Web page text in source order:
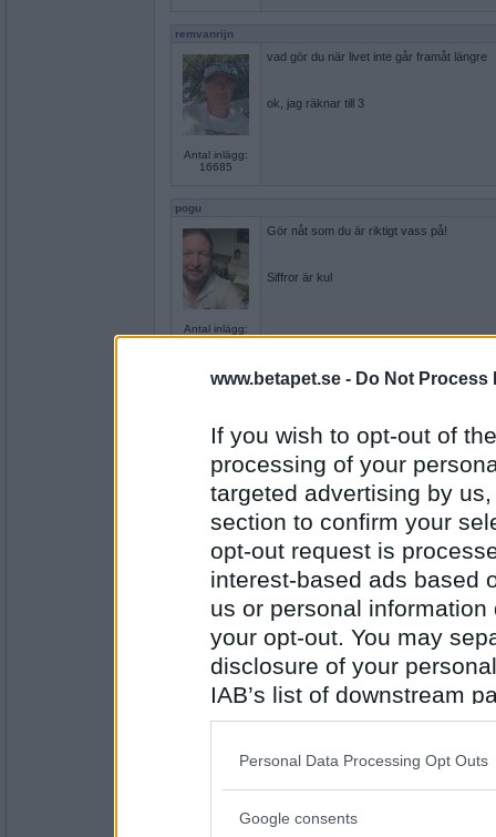
www.betapet.se - Do Not Process
If you wish to opt-out of
processing of your
targeted advertising by
section to confirm your
opt-out request is
interest-based ads based
us or personal
your opt-out. You may
disclosure of your
IAB’s list of downstream
also be disclosed by us
Downstream Participants
Please note that this
Personal Data Processing Opt Outs
Google consents
remvanrijn
Antal inlägg:
16685
vad gör du när livet inte går framåt längre
ok, jag räknar till 3
pogu
Antal inlägg:
5687
Gör nåt som du är riktigt vass på!
Siffror är kul
SmålandsMira
Antal inlägg:
22535
Antal inlägg:
5687
Vår show har ju blivit väldigt impopulär,
Trot du dem fäster då?